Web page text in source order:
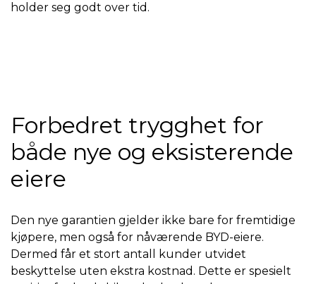
holder seg godt over tid.
Forbedret trygghet for
både nye og eksisterende
eiere
Den nye garantien gjelder ikke bare for fremtidige
kjøpere, men også for nåværende BYD-eiere.
Dermed får et stort antall kunder utvidet
beskyttelse uten ekstra kostnad. Dette er spesielt